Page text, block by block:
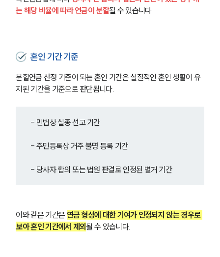
는 해당 비율에 따라 연금이 분할될 수 있습니다.
혼인 기간 기준
분할연금 산정 기준이 되는 혼인 기간은 실질적인 혼인 생활이 유
지된 기간을 기준으로 판단됩니다.
- 민법상 실종 선고 기간
- 주민등록상 거주 불명 등록 기간
- 당사자 합의 또는 법원 판결로 인정된 별거 기간
이와 같은 기간은 연금 형성에 대한 기여가 인정되지 않는 경우로
보아 혼인 기간에서 제외될 수 있습니다.